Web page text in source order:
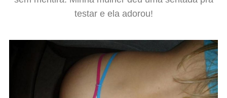
testar e ela adorou!